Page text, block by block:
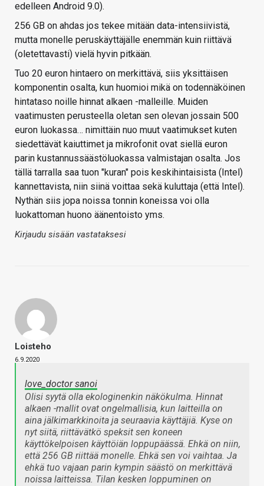
edelleen Android 9.0).
256 GB on ahdas jos tekee mitään data-intensiivistä,
mutta monelle peruskäyttäjälle enemmän kuin riittävä
(oletettavasti) vielä hyvin pitkään.
Tuo 20 euron hintaero on merkittävä, siis yksittäisen
komponentin osalta, kun huomioi mikä on todennäköinen
hintataso noille hinnat alkaen -malleille. Muiden
vaatimusten perusteella oletan sen olevan jossain 500
euron luokassa… nimittäin nuo muut vaatimukset kuten
siedettävät kaiuttimet ja mikrofonit ovat siellä euron
parin kustannussäästöluokassa valmistajan osalta. Jos
tällä tarralla saa tuon "kuran" pois keskihintaisista (Intel)
kannettavista, niin siinä voittaa sekä kuluttaja (että Intel).
Nythän siis jopa noissa tonnin koneissa voi olla
luokattoman huono äänentoisto yms.
Kirjaudu sisään vastataksesi
Loisteho
6.9.2020
love_doctor sanoi
Olisi syytä olla ekologinenkin näkökulma. Hinnat
alkaen -mallit ovat ongelmallisia, kun laitteilla on
aina jälkimarkkinoita ja seuraavia käyttäjiä. Kyse on
nyt siitä, riittävätkö speksit sen koneen
käyttökelpoisen käyttöiän loppupäässä. Ehkä on niin,
että 256 GB riittää monelle. Ehkä sen voi vaihtaa. Ja
ehkä tuo vajaan parin kympin säästö on merkittävä
noissa laitteissa. Tilan kesken loppuminen on